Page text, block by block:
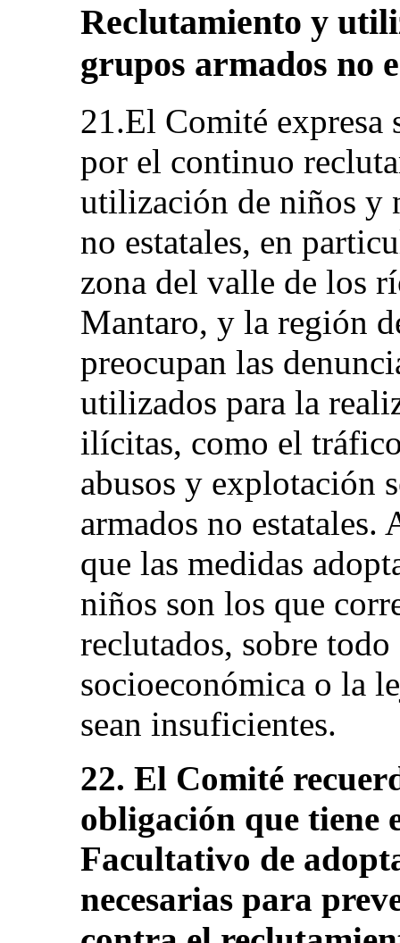
Reclutamiento y
grupos armados no
21.El Comité expresa
por el continuo
utilización de niños y
no estatales, en
zona del valle de los
Mantaro, y la región
preocupan las
utilizados para la
ilícitas, como el
abusos y explotación
armados no estatales.
que las medidas
niños son los que
reclutados, sobre
socioeconómica o la
sean insuficientes.
22. El Comité
obligación que tiene
Facultativo de
necesarias para